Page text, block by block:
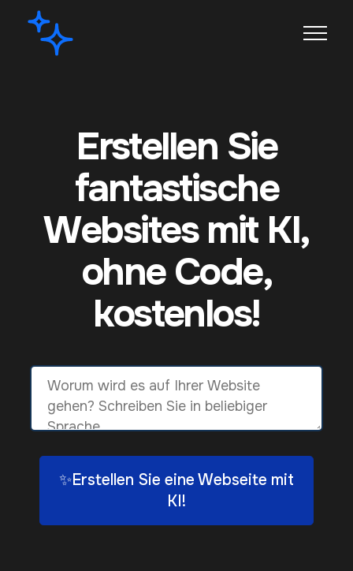
Erstellen Sie
fantastische
Websites mit KI,
ohne Code,
kostenlos!
✨Erstellen Sie eine Webseite mit
KI!